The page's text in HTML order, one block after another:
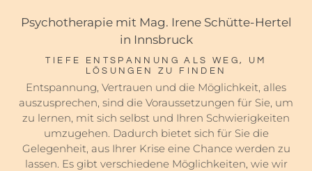
Psychotherapie mit Mag. Irene Schütte-Hertel
in Innsbruck
TIEFE ENTSPANNUNG ALS WEG, UM
LÖSUNGEN ZU FINDEN
Entspannung, Vertrauen und die Möglichkeit, alles
auszusprechen, sind die Voraussetzungen für Sie, um
zu lernen, mit sich selbst und Ihren Schwierigkeiten
umzugehen. Dadurch bietet sich für Sie die
Gelegenheit, aus Ihrer Krise eine Chance werden zu
lassen. Es gibt verschiedene Möglichkeiten, wie wir